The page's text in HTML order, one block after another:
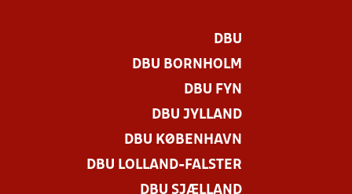
DBU
DBU BORNHOLM
DBU FYN
DBU JYLLAND
DBU KØBENHAVN
DBU LOLLAND-FALSTER
DBU SJÆLLAND